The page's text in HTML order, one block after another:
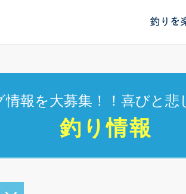
釣りを
報を大募集！！喜びと悲
釣り情報